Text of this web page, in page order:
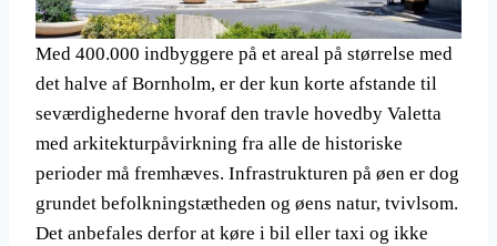
Med 400.000 indbyggere på et areal på størrelse med
det halve af Bornholm, er der kun korte afstande til
seværdighederne hvoraf den travle hovedby Valetta
med arkitekturpåvirkning fra alle de historiske
perioder må fremhæves. Infrastrukturen på øen er dog
grundet befolkningstætheden og øens natur, tvivlsom.
Det anbefales derfor at køre i bil eller taxi og ikke